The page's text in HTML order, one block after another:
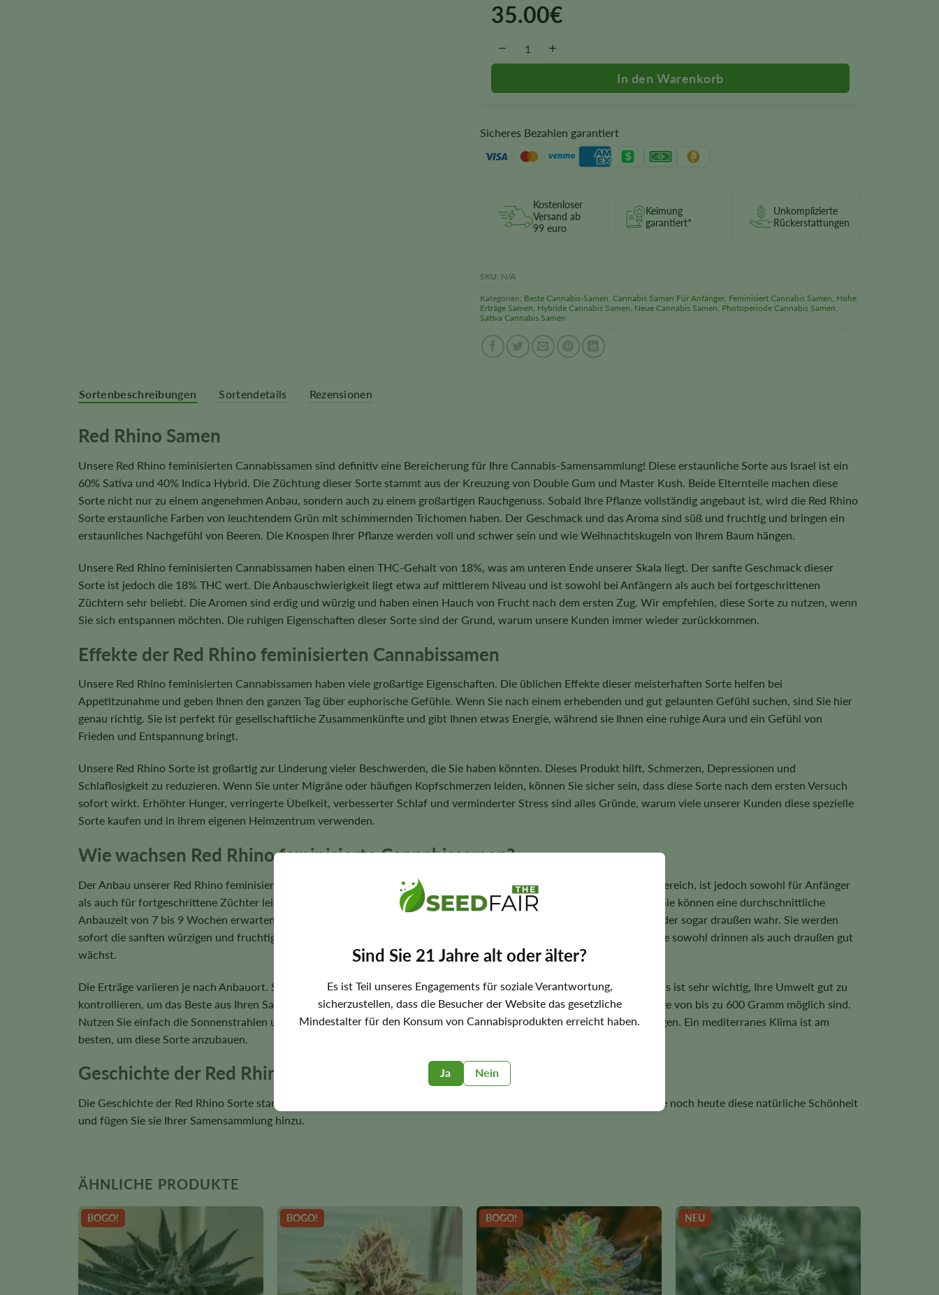
Sind Sie 21 Jahre alt oder älter?
Es ist Teil unseres Engagements für soziale Verantwortung,
sicherzustellen, dass die Besucher der Website das gesetzliche
Mindestalter für den Konsum von Cannabisprodukten erreicht haben.
Ja Nein
35.00€
−
Sicheres Bezahlen garantiert
Kostenloser
Versand ab
99 euro
Keimung
garantiert*
Unkomplizierte
Rückerstattungen
SKU: N/A
Kategorien: Beste Cannabis-Samen, Cannabis Samen Für Anfänger, Feminisiert Cannabis Samen, Hohe
Erträge Samen, Hybride Cannabis Samen, Neue Cannabis Samen, Photoperiode Cannabis Samen,
Sativa Cannabis Samen
Sortenbeschreibungen Sortendetails Rezensionen
Red Rhino Samen
Unsere Red Rhino feminisierten Cannabissamen sind definitiv eine Bereicherung für Ihre Cannabis-Samensammlung! Diese erstaunliche Sorte aus Israel ist ein
60% Sativa und 40% Indica Hybrid. Die Züchtung dieser Sorte stammt aus der Kreuzung von Double Gum und Master Kush. Beide Elternteile machen diese
Sorte nicht nur zu einem angenehmen Anbau, sondern auch zu einem großartigen Rauchgenuss. Sobald Ihre Pflanze vollständig angebaut ist, wird die Red Rhino
Sorte erstaunliche Farben von leuchtendem Grün mit schimmernden Trichomen haben. Der Geschmack und das Aroma sind süß und fruchtig und bringen ein
erstaunliches Nachgefühl von Beeren. Die Knospen Ihrer Pflanze werden voll und schwer sein und wie Weihnachtskugeln von Ihrem Baum hängen.
Unsere Red Rhino feminisierten Cannabissamen haben einen THC-Gehalt von 18%, was am unteren Ende unserer Skala liegt. Der sanfte Geschmack dieser
Sorte ist jedoch die 18% THC wert. Die Anbauschwierigkeit liegt etwa auf mittlerem Niveau und ist sowohl bei Anfängern als auch bei fortgeschrittenen
Züchtern sehr beliebt. Die Aromen sind erdig und würzig und haben einen Hauch von Frucht nach dem ersten Zug. Wir empfehlen, diese Sorte zu nutzen, wenn
Sie sich entspannen möchten. Die ruhigen Eigenschaften dieser Sorte sind der Grund, warum unsere Kunden immer wieder zurückkommen.
Effekte der Red Rhino feminisierten Cannabissamen
Unsere Red Rhino feminisierten Cannabissamen haben viele großartige Eigenschaften. Die üblichen Effekte dieser meisterhaften Sorte helfen bei
Appetitzunahme und geben Ihnen den ganzen Tag über euphorische Gefühle. Wenn Sie nach einem erhebenden und gut gelaunten Gefühl suchen, sind Sie hier
genau richtig. Sie ist perfekt für gesellschaftliche Zusammenkünfte und gibt Ihnen etwas Energie, während sie Ihnen eine ruhige Aura und ein Gefühl von
Frieden und Entspannung bringt.
Unsere Red Rhino Sorte ist großartig zur Linderung vieler Beschwerden, die Sie haben könnten. Dieses Produkt hilft, Schmerzen, Depressionen und
Schlaflosigkeit zu reduzieren. Wenn Sie unter Migräne oder häufigen Kopfschmerzen leiden, können Sie sicher sein, dass diese Sorte nach dem ersten Versuch
sofort wirkt. Erhöhter Hunger, verringerte Übelkeit, verbesserter Schlaf und verminderter Stress sind alles Gründe, warum viele unserer Kunden diese spezielle
Sorte kaufen und in ihrem eigenen Heimzentrum verwenden.
Wie wachsen Red Rhino feminisierte Cannabissamen?
Der Anbau unserer Red Rhino feminisierten Cannabissamen ist sehr einfach. Die Anbauschwierigkeit liegt im mittleren Bereich, ist jedoch sowohl für Anfänger
als auch für fortgeschrittene Züchter leicht zu erreichen. Red Rhino beginnt etwa 7 Wochen nach dem Säen zu blühen. Sie können eine durchschnittliche
Anbauzeit von 7 bis 9 Wochen erwarten. Sobald sie in voller Blüte steht, nehmen Sie den Geruch in Ihrem Anbauraum oder sogar draußen wahr. Sie werden
sofort die sanften würzigen und fruchtigen Aromen bemerken, die Ihren Raum ausfüllen. Beachten Sie, dass diese Pflanze sowohl drinnen als auch draußen gut
wächst.
Die Erträge variieren je nach Anbauort. Sie können etwa 500 Gramm pro Pflanze erwarten, wenn Sie drinnen anbauen. Es ist sehr wichtig, Ihre Umwelt gut zu
kontrollieren, um das Beste aus Ihren Samen zu holen. Wir haben festgestellt, dass unter natürlichem Sonnenlicht Erträge von bis zu 600 Gramm möglich sind.
Nutzen Sie einfach die Sonnenstrahlen und seien Sie immer vorsichtig, dass nicht alle Pflanzen extreme Hitze gut vertragen. Ein mediterranes Klima ist am
besten, um diese Sorte anzubauen.
Geschichte der Red Rhino feminisierten Cannabissamen
Die Geschichte der Red Rhino Sorte stammt aus Israel und hat Elternteile von Double Gum und Master Kush. Nutzen Sie noch heute diese natürliche Schönheit
und fügen Sie sie Ihrer Samensammlung hinzu.
ÄHNLICHE PRODUKTE
BOGO! BOGO! BOGO! NEU